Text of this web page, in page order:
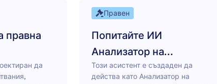
правна
да
Правен
Попитайте ИИ
Анализатор на
Съответствието
Този асистент е създаден да
действа като Анализатор на